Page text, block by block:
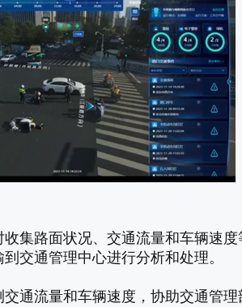
收集路面状况、交通流量和车辆速
到交通管理中心进行分析和处理。
交通流量和车辆速度，协助交通管